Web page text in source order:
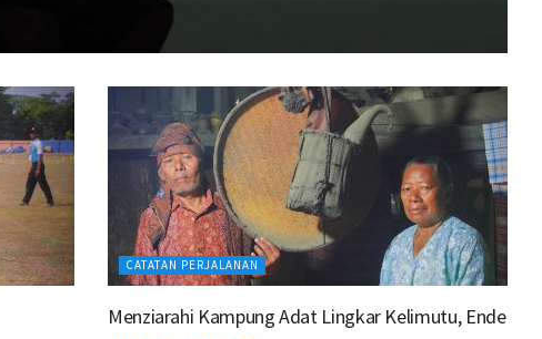
CATATAN PERJALANAN
Menziarahi Kampung Adat Lingkar Kelimutu, Ende